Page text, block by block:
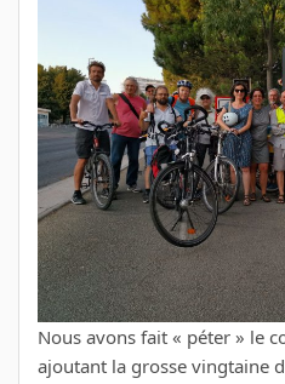
Nous avons fait « péter » le
ajoutant la grosse vingtaine